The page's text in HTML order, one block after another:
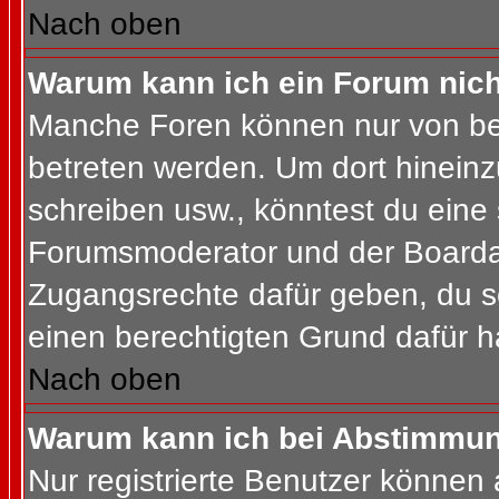
Nach oben
Warum kann ich ein Forum
Manche Foren können nur von
betreten werden. Um dort
schreiben usw., könntest du
Forumsmoderator und der
Zugangsrechte dafür geben, du
einen berechtigten Grund dafür
Nach oben
Warum kann ich bei
Nur registrierte Benutzer